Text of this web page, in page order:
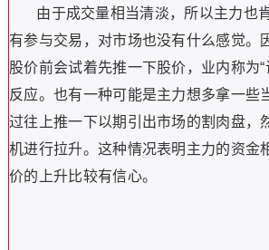
由于成交量相当清淡，所以主力也
有参与交易，对市场也没有什么感觉。
股价前会试着先推一下股价，业内称为“
反应。也有一种可能是主力想多拿一些
过往上推一下以期引出市场的割肉盘，
机进行拉升。这种情况表明主力的资金
价的上升比较有信心。